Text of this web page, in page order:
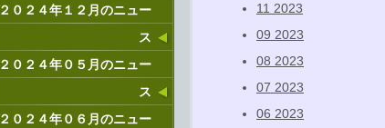
２０２４年１２月のニュー
ス
２０２４年０５月のニュー
ス
２０２４年０６月のニュー
11 2023
09 2023
08 2023
07 2023
06 2023